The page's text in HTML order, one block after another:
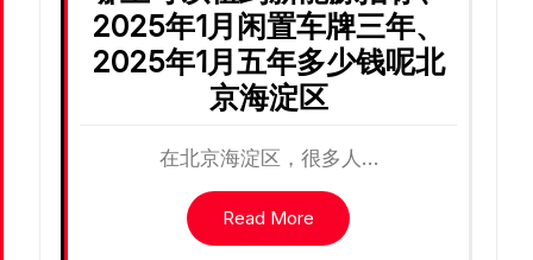
2025年1月闲置车牌三年、
2025年1月五年多少钱呢北
京海淀区
在北京海淀区，很多人…
Read More